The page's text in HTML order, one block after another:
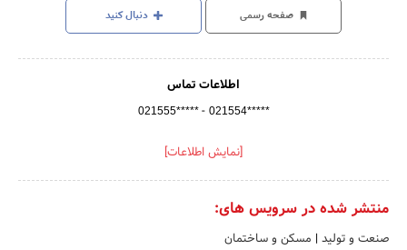
صفحه رسمی دنبال کنید
اطلاعات تماس
021555***** - 021554*****
[نمایش اطلاعات]
منتشر شده در سرویس های:
صنعت و تولید | مسکن و ساختمان